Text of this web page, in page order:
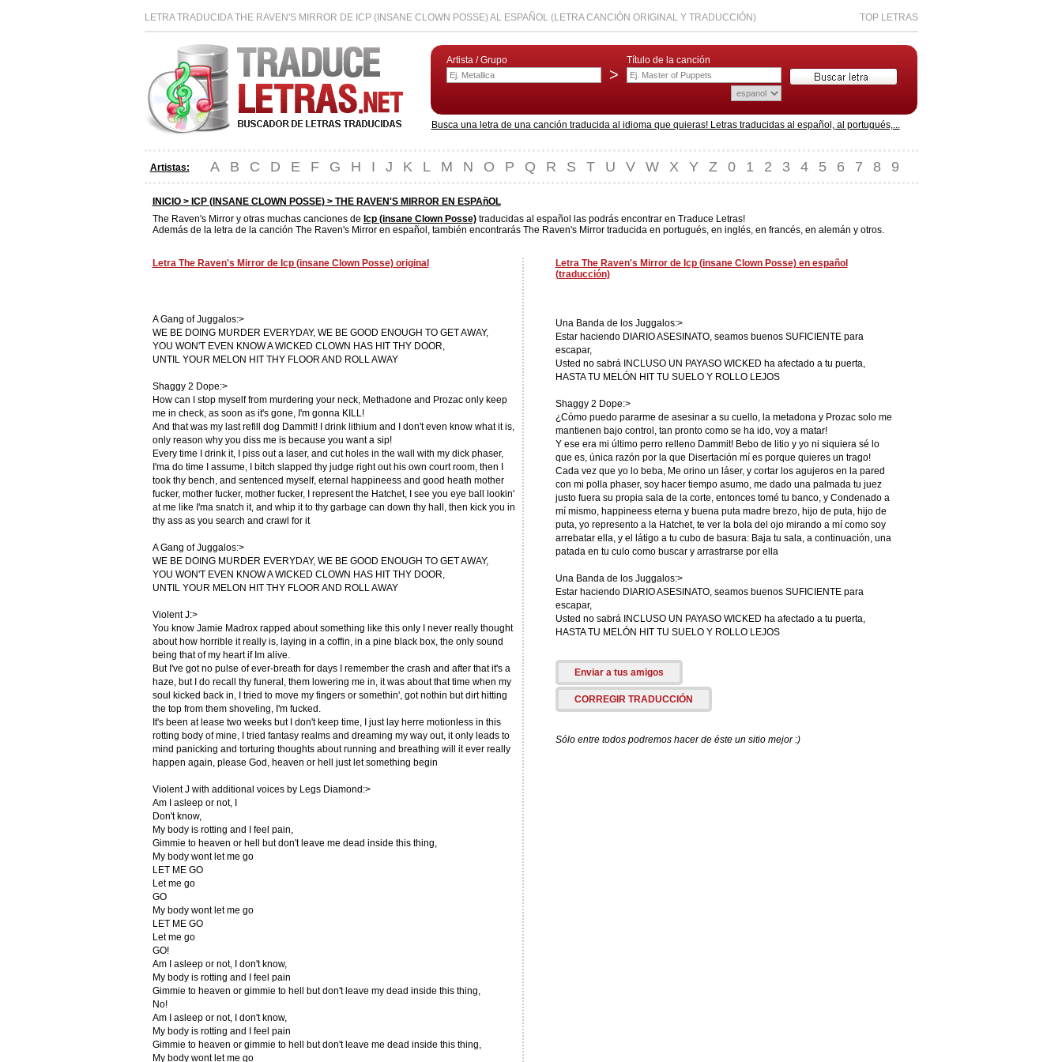
LETRA TRADUCIDA THE RAVEN'S MIRROR DE ICP (INSANE CLOWN POSSE) AL ESPAÑOL (LETRA CANCIÓN ORIGINAL Y TRADUCCIÓN) TOP LETRAS
Artista / Grupo
>
Título de la canción
Busca una letra de una canción traducida al idioma que quieras! Letras traducidas al español, al portugués,...
Artistas: A B C D E F G H I J K L M N O P Q R S T U V W X Y Z 0 1 2 3 4 5 6 7 8 9
INICIO > ICP (INSANE CLOWN POSSE)> THE RAVEN'S MIRROR EN ESPAñOL
The Raven's Mirror y otras muchas canciones de Icp (insane Clown Posse)traducidas al español las podrás encontrar en Traduce Letras!
Además de la letra de la canción The Raven's Mirror en español, también encontrarás The Raven's Mirror traducida en portugués, en inglés, en francés, en alemán y otros.
Letra The Raven's Mirror de Icp (insane Clown Posse) original
A Gang of Juggalos:>
WE BE DOING MURDER EVERYDAY, WE BE GOOD ENOUGH TO GET AWAY,
YOU WON'T EVEN KNOW A WICKED CLOWN HAS HIT THY DOOR,
UNTIL YOUR MELON HIT THY FLOOR AND ROLL AWAY
Shaggy 2 Dope:>
How can I stop myself from murdering your neck, Methadone and Prozac only keep
me in check, as soon as it's gone, I'm gonna KILL!
And that was my last refill dog Dammit! I drink lithium and I don't even know what it is,
only reason why you diss me is because you want a sip!
Every time I drink it, I piss out a laser, and cut holes in the wall with my dick phaser,
I'ma do time I assume, I bitch slapped thy judge right out his own court room, then I
took thy bench, and sentenced myself, eternal happineess and good heath mother
fucker, mother fucker, mother fucker, I represent the Hatchet, I see you eye ball lookin'
at me like I'ma snatch it, and whip it to thy garbage can down thy hall, then kick you in
thy ass as you search and crawl for it
A Gang of Juggalos:>
WE BE DOING MURDER EVERYDAY, WE BE GOOD ENOUGH TO GET AWAY,
YOU WON'T EVEN KNOW A WICKED CLOWN HAS HIT THY DOOR,
UNTIL YOUR MELON HIT THY FLOOR AND ROLL AWAY
Violent J:>
You know Jamie Madrox rapped about something like this only I never really thought
about how horrible it really is, laying in a coffin, in a pine black box, the only sound
being that of my heart if Im alive.
But I've got no pulse of ever-breath for days I remember the crash and after that it's a
haze, but I do recall thy funeral, them lowering me in, it was about that time when my
soul kicked back in, I tried to move my fingers or somethin', got nothin but dirt hitting
the top from them shoveling, I'm fucked.
It's been at lease two weeks but I don't keep time, I just lay herre motionless in this
rotting body of mine, I tried fantasy realms and dreaming my way out, it only leads to
mind panicking and torturing thoughts about running and breathing will it ever really
happen again, please God, heaven or hell just let something begin
Violent J with additional voices by Legs Diamond:>
Am I asleep or not, I
Don't know,
My body is rotting and I feel pain,
Gimmie to heaven or hell but don't leave me dead inside this thing,
My body wont let me go
LET ME GO
Let me go
GO
My body wont let me go
LET ME GO
Let me go
GO!
Am I asleep or not, I don't know,
My body is rotting and I feel pain
Gimmie to heaven or gimmie to hell but don't leave my dead inside this thing,
No!
Am I asleep or not, I don't know,
My body is rotting and I feel pain
Gimmie to heaven or gimmie to hell but don't leave me dead inside this thing,
My body wont let me go
Letra The Raven's Mirror de Icp (insane Clown Posse) en español
(traducción)
Una Banda de los Juggalos:>
Estar haciendo DIARIO ASESINATO, seamos buenos SUFICIENTE para
escapar,
Usted no sabrá INCLUSO UN PAYASO WICKED ha afectado a tu puerta,
HASTA TU MELÓN HIT TU SUELO Y ROLLO LEJOS
Shaggy 2 Dope:>
¿Cómo puedo pararme de asesinar a su cuello, la metadona y Prozac solo me
mantienen bajo control, tan pronto como se ha ido, voy a matar!
Y ese era mi último perro relleno Dammit! Bebo de litio y yo ni siquiera sé lo
que es, única razón por la que Disertación mí es porque quieres un trago!
Cada vez que yo lo beba, Me orino un láser, y cortar los agujeros en la pared
con mi polla phaser, soy hacer tiempo asumo, me dado una palmada tu juez
justo fuera su propia sala de la corte, entonces tomé tu banco, y Condenado a
mí mismo, happineess eterna y buena puta madre brezo, hijo de puta, hijo de
puta, yo represento a la Hatchet, te ver la bola del ojo mirando a mí como soy
arrebatar ella, y el látigo a tu cubo de basura: Baja tu sala, a continuación, una
patada en tu culo como buscar y arrastrarse por ella
Una Banda de los Juggalos:>
Estar haciendo DIARIO ASESINATO, seamos buenos SUFICIENTE para
escapar,
Usted no sabrá INCLUSO UN PAYASO WICKED ha afectado a tu puerta,
HASTA TU MELÓN HIT TU SUELO Y ROLLO LEJOS
Enviar a tus amigos
CORREGIR TRADUCCIÓN
Sólo entre todos podremos hacer de éste un sitio mejor :)